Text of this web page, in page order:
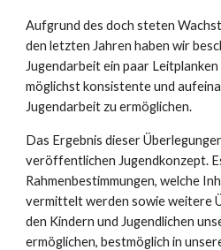
Aufgrund des doch steten
den letzten Jahren haben wir
Jugendarbeit ein paar Leitplanken
möglichst konsistente und
Jugendarbeit zu ermöglichen.
Das Ergebnis dieser
veröffentlichen Jugendkonzept.
Rahmenbestimmungen, welche
vermittelt werden sowie weitere
den Kindern und Jugendlichen
ermöglichen, bestmöglich in